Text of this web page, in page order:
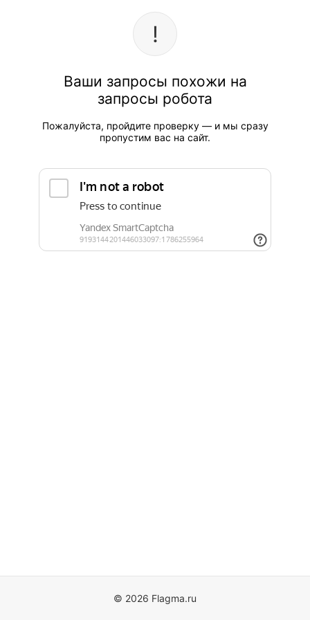
Ваши запросы похожи на
запросы робота
Пожалуйста, пройдите проверку — и мы сразу
пропустим вас на сайт.
© 2026 Flagma.ru